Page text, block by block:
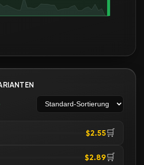
$2.55🛒
$2.89🛒